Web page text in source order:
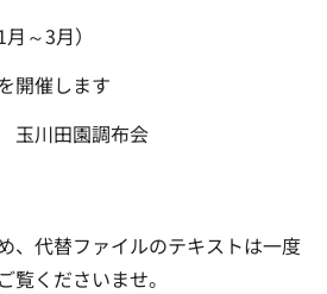
～3月）
開催します
玉川田園調布会
、代替ファイルのテキストは一度
覧くださいませ。